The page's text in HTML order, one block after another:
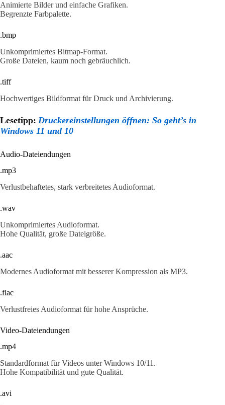
Animierte Bilder und einfache Grafiken.
Begrenzte Farbpalette.
.bmp
Unkomprimiertes Bitmap-Format.
Große Dateien, kaum noch gebräuchlich.
.tiff
Hochwertiges Bildformat für Druck und Archivierung.
Lesetipp: Druckereinstellungen öffnen: So geht’s in
Windows 11 und 10
Audio-Dateiendungen
.mp3
Verlustbehaftetes, stark verbreitetes Audioformat.
.wav
Unkomprimiertes Audioformat.
Hohe Qualität, große Dateigröße.
.aac
Modernes Audioformat mit besserer Kompression als MP3.
.flac
Verlustfreies Audioformat für hohe Ansprüche.
Video-Dateiendungen
.mp4
Standardformat für Videos unter Windows 10/11.
Hohe Kompatibilität und gute Qualität.
.avi